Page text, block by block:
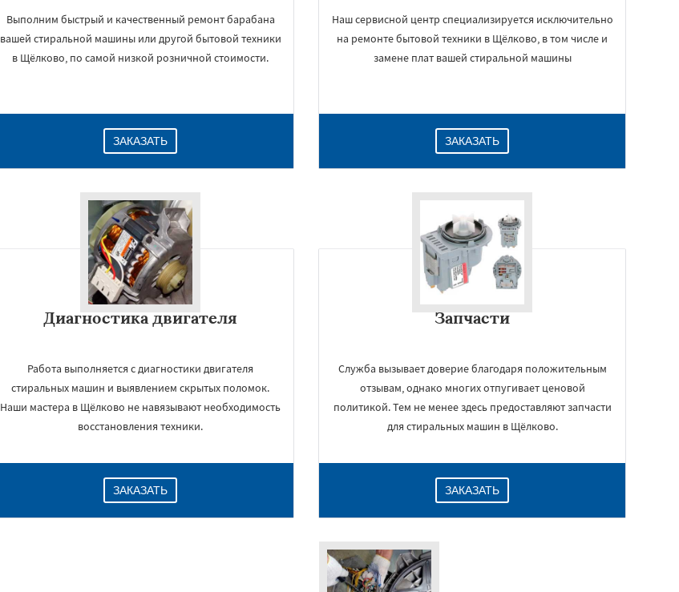
Выполним быстрый и качественный ремонт барабана
вашей стиральной машины или другой бытовой техники
в Щёлково, по самой низкой розничной стоимости.
ЗАКАЗАТЬ
Наш сервисной центр специализируется исключительно
на ремонте бытовой техники в Щёлково, в том числе и
замене плат вашей стиральной машины
ЗАКАЗАТЬ
Диагностика двигателя
Работа выполняется с диагностики двигателя
стиральных машин и выявлением скрытых поломок.
Наши мастера в Щёлково не навязывают необходимость
восстановления техники.
ЗАКАЗАТЬ
Запчасти
Служба вызывает доверие благодаря положительным
отзывам, однако многих отпугивает ценовой
политикой. Тем не менее здесь предоставляют запчасти
для стиральных машин в Щёлково.
ЗАКАЗАТЬ